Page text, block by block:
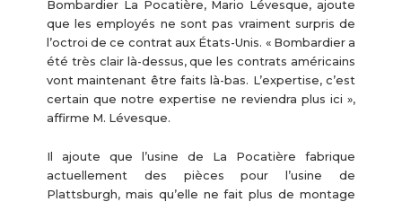
Bombardier La Pocatière, Mario Lévesque, ajoute
que les employés ne sont pas vraiment surpris de
l’octroi de ce contrat aux États-Unis. « Bombardier a
été très clair là-dessus, que les contrats américains
vont maintenant être faits là-bas. L’expertise, c’est
certain que notre expertise ne reviendra plus ici »,
affirme M. Lévesque.
Il ajoute que l’usine de La Pocatière fabrique
actuellement des pièces pour l’usine de
Plattsburgh, mais qu’elle ne fait plus de montage